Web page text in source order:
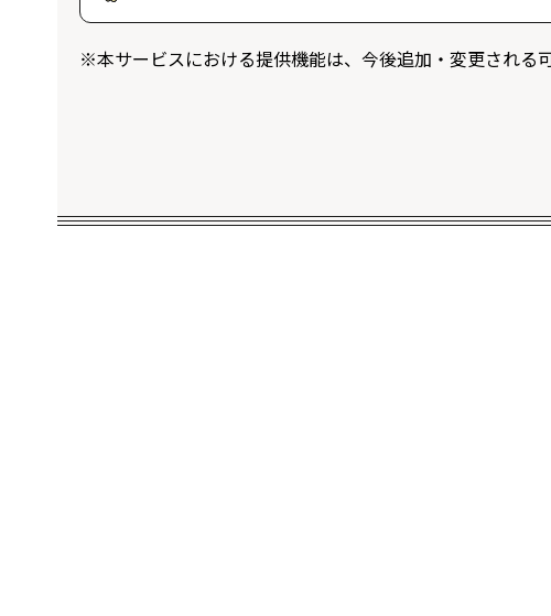
ログインユーザー限定のプレゼントに応募する
することができます。
※本サービスにおける提供機能は、今後追加・変更される